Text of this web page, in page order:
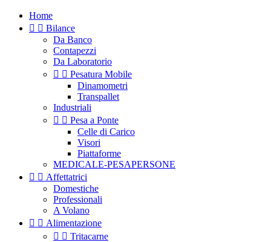
Home
  Bilance
Da Banco
Contapezzi
Da Laboratorio
  Pesatura Mobile
Dinamometri
Transpallet
Industriali
  Pesa a Ponte
Celle di Carico
Visori
Piattaforme
MEDICALE-PESAPERSONE
  Affettatrici
Domestiche
Professionali
A Volano
  Alimentazione
  Tritacarne